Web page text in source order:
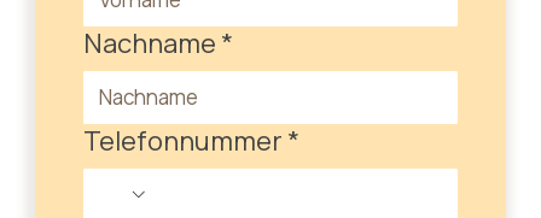
Nachname *
Telefonnummer *